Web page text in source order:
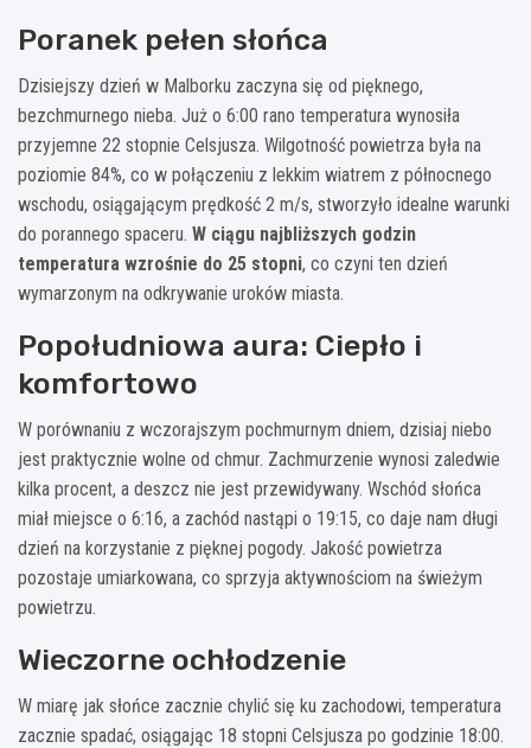
Poranek pełen słońca
Dzisiejszy dzień w Malborku zaczyna się od pięknego,
bezchmurnego nieba. Już o 6:00 rano temperatura wynosiła
przyjemne 22 stopnie Celsjusza. Wilgotność powietrza była na
poziomie 84%, co w połączeniu z lekkim wiatrem z północnego
wschodu, osiągającym prędkość 2 m/s, stworzyło idealne warunki
do porannego spaceru. W ciągu najbliższych godzin
temperatura wzrośnie do 25 stopni, co czyni ten dzień
wymarzonym na odkrywanie uroków miasta.
Popołudniowa aura: Ciepło i
komfortowo
W porównaniu z wczorajszym pochmurnym dniem, dzisiaj niebo
jest praktycznie wolne od chmur. Zachmurzenie wynosi zaledwie
kilka procent, a deszcz nie jest przewidywany. Wschód słońca
miał miejsce o 6:16, a zachód nastąpi o 19:15, co daje nam długi
dzień na korzystanie z pięknej pogody. Jakość powietrza
pozostaje umiarkowana, co sprzyja aktywnościom na świeżym
powietrzu.
Wieczorne ochłodzenie
W miarę jak słońce zacznie chylić się ku zachodowi, temperatura
zacznie spadać, osiągając 18 stopni Celsjusza po godzinie 18:00.